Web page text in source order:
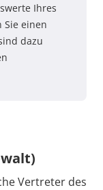
Ihres
Sie einen
dazu
Vertreter des